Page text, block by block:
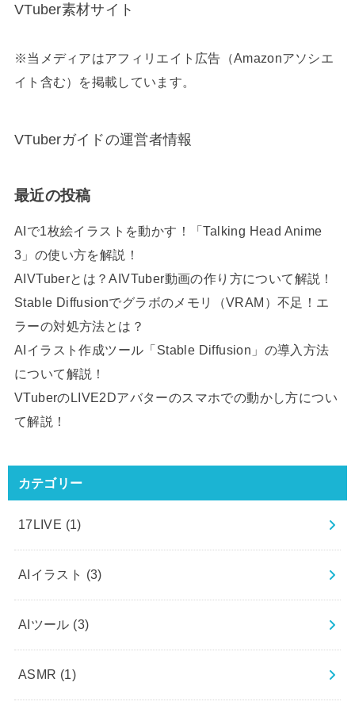
VTuber素材サイト
※当メディアはアフィリエイト広告（Amazonアソシエ
イト含む）を掲載しています。
VTuberガイドの運営者情報
最近の投稿
AIで1枚絵イラストを動かす！「Talking Head Anime
3」の使い方を解説！
AIVTuberとは？AIVTuber動画の作り方について解説！
Stable Diffusionでグラボのメモリ（VRAM）不足！エ
ラーの対処方法とは？
AIイラスト作成ツール「Stable Diffusion」の導入方法
について解説！
VTuberのLIVE2Dアバターのスマホでの動かし方につい
て解説！
カテゴリー
17LIVE (1)
AIイラスト (3)
AIツール (3)
ASMR (1)